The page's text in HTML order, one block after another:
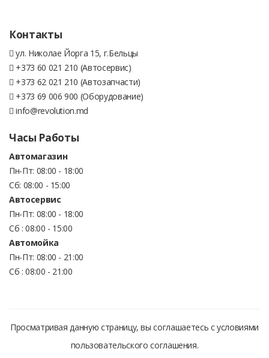
Контакты
ул. Николае Йорга 15, г.Бельцы
+373 60 021 210 (Автосервис)
+373 62 021 210 (Автозапчасти)
+373 69 006 900 (Оборудование)
info@revolution.md
Часы Работы
Автомагазин
Пн-Пт: 08:00 - 18:00
Сб: 08:00 - 15:00
Автосервис
Пн-Пт: 08:00 - 18:00
Сб : 08:00 - 15:00
Автомойка
Пн-Пт: 08:00 - 21:00
Сб : 08:00 - 21:00
Просматривая данную страницу, вы соглашаетесь с условиями
пользовательского соглашения.